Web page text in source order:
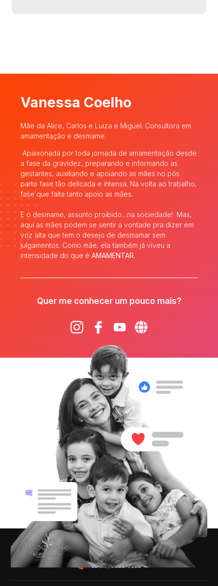
Vanessa Coelho
Mãe da Alice, Carlos e Luiza e Miguel. Consultora em
amamentação e desmame.
Apaixonada por toda jornada de amamentação desde
a fase da gravidez, preparando e informando as
gestantes, auxiliando e apoiando as mães no pós
parto fase tão delicada e intensa. Na volta ao trabalho,
fase que falta tanto apoio as mães.
E o desmame, assunto proibido…na sociedade! Mas,
aqui as mães podem se sentir a vontade pra dizer em
voz alta que tem o desejo de desmamar sem
julgamentos. Como mãe, ela também já viveu a
intensidade do que é AMAMENTAR.
Quer me conhecer um pouco mais?
cursos@facilitandoamamentacao.com.br
+55 (19) 3835-5358